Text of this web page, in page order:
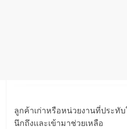
ลูกค้าเก่าหรือหน่วยงานที่ประทับ
นึกถึงเเละเข้ามาช่วยเหลือ